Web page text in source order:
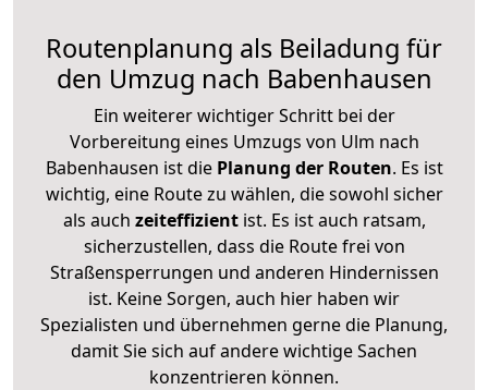
Routenplanung als Beiladung für
den Umzug nach Babenhausen
Ein weiterer wichtiger Schritt bei der
Vorbereitung eines Umzugs von Ulm nach
Babenhausen ist diePlanung der Routen. Es ist
wichtig, eine Route zu wählen, die sowohl sicher
als auch zeiteffizientist. Es ist auch ratsam,
sicherzustellen, dass die Route frei von
Straßensperrungen und anderen Hindernissen
ist. Keine Sorgen, auch hier haben wir
Spezialisten und übernehmen gerne die Planung,
damit Sie sich auf andere wichtige Sachen
konzentrieren können.